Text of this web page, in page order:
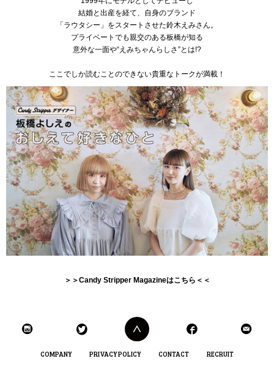
結婚と出産を経て、 自身のブランド
「ラウタシー」をスタートさせた鈴木えみさん。
プライベートでも親交のある板橋が知る
意外な一面や“えみちゃんらしさ”とは!?
ここでしか読むことのできない貴重なトークが満載！
＞＞Candy Stripper Magazineはこちら＜＜
COMPANY PRIVACY POLICY CONTACT RECRUIT